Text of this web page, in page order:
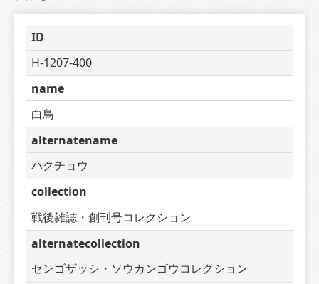
ID
H-1207-400
name
白鳥
alternatename
ハクチョウ
collection
戦後雑誌・創刊号コレクション
alternatecollection
センゴザッシ・ソウカンゴウコレクション